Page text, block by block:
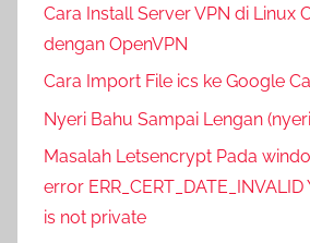
Cara Install Server VPN di Linux
dengan OpenVPN
Cara Import File ics ke Google
Nyeri Bahu Sampai Lengan
Masalah Letsencrypt Pada
error
is not private